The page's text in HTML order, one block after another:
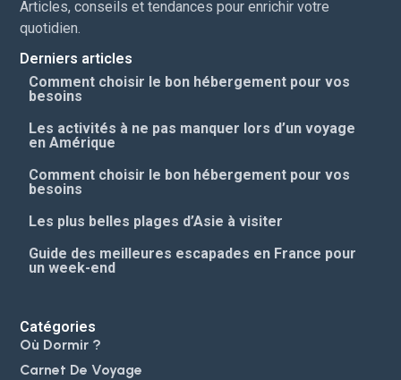
Articles, conseils et tendances pour enrichir votre
quotidien.
Derniers articles
Comment choisir le bon hébergement pour vos
besoins
Les activités à ne pas manquer lors d’un voyage
en Amérique
Comment choisir le bon hébergement pour vos
besoins
Les plus belles plages d’Asie à visiter
Guide des meilleures escapades en France pour
un week-end
Catégories
Où Dormir ?
Carnet De Voyage